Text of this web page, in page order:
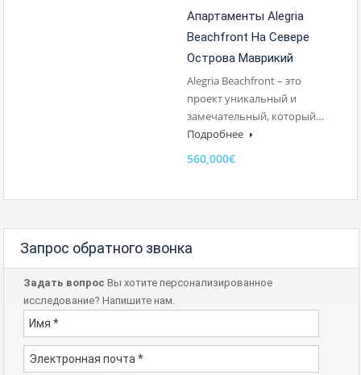
Апартаменты Alegria
Beachfront На Севере
Острова Маврикий
Alegria Beachfront – это
проект уникальный и
замечательный, который…
Подробнее
560,000€
Запрос обратного звонка
Задать вопрос Вы хотите персонализированное
исследование? Напишите нам.